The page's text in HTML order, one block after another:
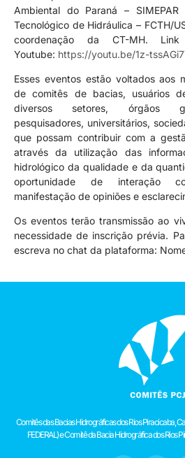
Ambiental do Paraná –
Tecnológico de Hidráulica – FCTH/
coordenação da CT-MH.
Youtube: https://youtu.be/1z-
Esses eventos estão voltados aos
de comitês de bacias, usuários
diversos setores, órgãos
pesquisadores, universitários,
que possam contribuir com a
através da utilização das
hidrológico da qualidade e da
oportunidade de interação
manifestação de opiniões e
Os eventos terão transmissão ao
necessidade de inscrição prévia.
escreva no chat da plataforma:
Comitês das Bacias Hidrográficas dos Rios Piracicaba,
FEDERAL) e Comitê da Bacia Hidrográfica dos Rios